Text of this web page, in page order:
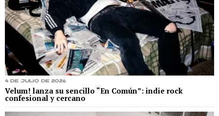
4 de julio de 2026
Velum! lanza su sencillo “En Común”: indie rock
confesional y cercano